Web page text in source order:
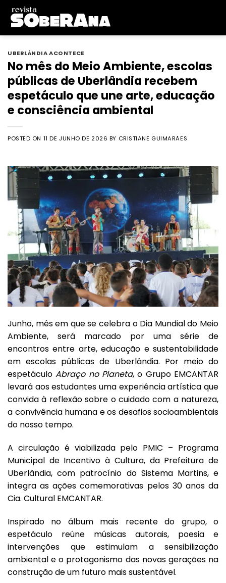
Skip
content
UBERLÂNDIA ACONTECE
No mês do Meio Ambiente, escolas
públicas de Uberlândia recebem
espetáculo que une arte, educação
e consciência ambiental
POSTED ON 11 DE JUNHO DE 2026 BY CRISTIANE GUIMARÃES
Junho, mês em que se celebra o Dia Mundial do Meio
Ambiente, será marcado por uma série de
encontros entre arte, educação e sustentabilidade
em escolas públicas de Uberlândia. Por meio do
espetáculoAbraço no Planeta, o Grupo EMCANTAR
levará aos estudantes uma experiência artística que
convida à reflexão sobre o cuidado com a natureza,
a convivência humana e os desafios socioambientais
do nosso tempo.
A circulação é viabilizada pelo PMIC – Programa
Municipal de Incentivo à Cultura, da Prefeitura de
Uberlândia, com patrocínio do Sistema Martins, e
integra as ações comemorativas pelos 30 anos da
Cia. Cultural EMCANTAR.
Inspirado no álbum mais recente do grupo, o
espetáculo reúne músicas autorais, poesia e
intervenções que estimulam a sensibilização
ambiental e o protagonismo das novas gerações na
construção de um futuro mais sustentável.